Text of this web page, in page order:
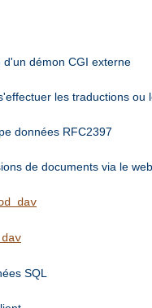
démon CGI externe
les traductions ou
données RFC2397
de documents via le
SQL